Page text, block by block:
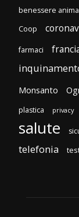
benessere
Coop
farmaci
Monsanto
plastica privacy
salute
telefonia